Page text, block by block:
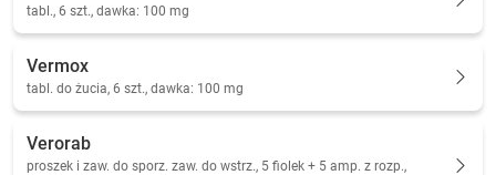
tabl., 6 szt., dawka: 100 mg
Vermox
tabl. do żucia, 6 szt., dawka: 100 mg
Verorab
proszek i zaw. do sporz. zaw. do wstrz., 5 fiolek + 5 amp. z rozp.,